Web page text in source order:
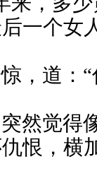
一个女
，道：
然觉得
恨，横